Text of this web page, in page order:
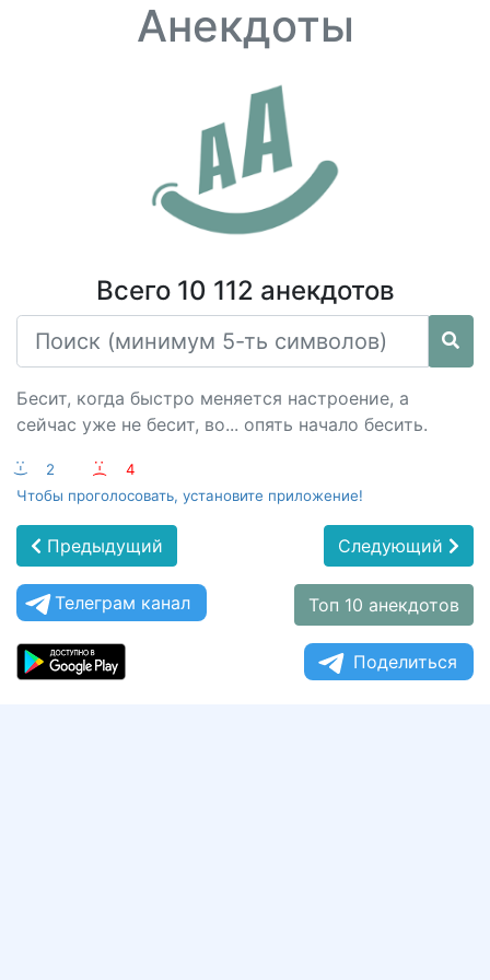
Анекдоты
Всего 10 112 анекдотов
Бесит, когда быстро меняется настроение, а
сейчас уже не бесит, во... опять начало бесить.
:-) 2 :-(
4
Чтобы проголосовать, установите приложение!
Предыдущий Следующий
Телеграм канал Топ 10 анекдотов
Поделиться